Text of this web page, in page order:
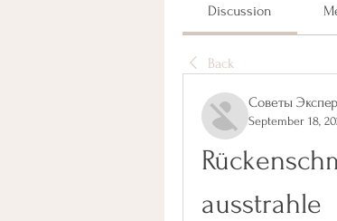
Discussion
Back
Советы
September 18,
ausstrahle